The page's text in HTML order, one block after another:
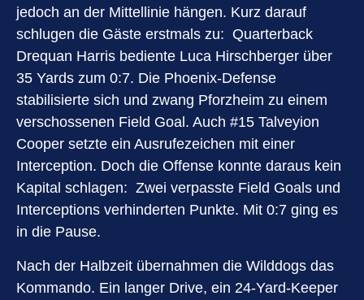
jedoch an der Mittellinie hängen. Kurz darauf
schlugen die Gäste erstmals zu: Quarterback
Drequan Harris bediente Luca Hirschberger über
35 Yards zum 0:7. Die Phoenix‑Defense
stabilisierte sich und zwang Pforzheim zu einem
verschossenen Field Goal. Auch #15 Talveyion
Cooper setzte ein Ausrufezeichen mit einer
Interception. Doch die Offense konnte daraus kein
Kapital schlagen: Zwei verpasste Field Goals und
Interceptions verhinderten Punkte. Mit 0:7 ging es
in die Pause.
Nach der Halbzeit übernahmen die Wilddogs das
Kommando. Ein langer Drive, ein 24‑Yard‑Keeper